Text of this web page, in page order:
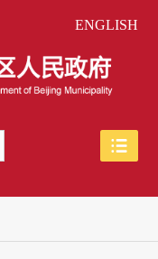
ENGLISH